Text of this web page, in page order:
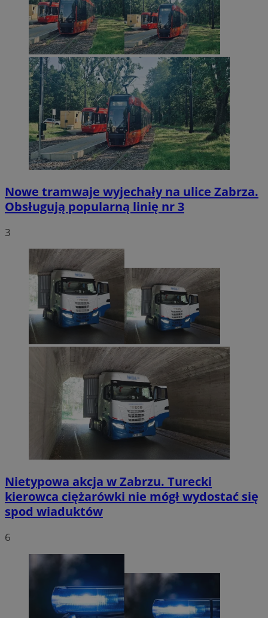
Nowe tramwaje wyjechały na ulice Zabrza.
Obsługują popularną linię nr 3
3
Nietypowa akcja w Zabrzu. Turecki
kierowca ciężarówki nie mógł wydostać się
spod wiaduktów
6